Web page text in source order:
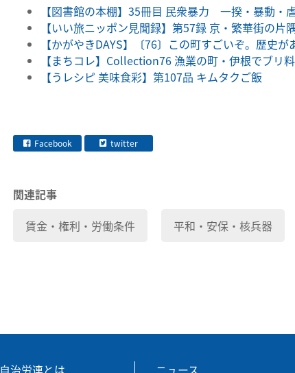
【図書館の本棚】35冊目 民衆暴力 一揆・暴動・
【いい旅ニッポン見聞録】第57録 京・繁華街の
【かがやきDAYS】〔76〕この町すごいぞ。歴史が
【まちコレ】Collection76 漁業の町・伊根でブリ
【うレシピ 美味食彩】第107品 キムタクご飯
Facebook twitter
関連記事
賃金・権利・労働条件
平和・安保・核兵器
自治労連とは ニュース